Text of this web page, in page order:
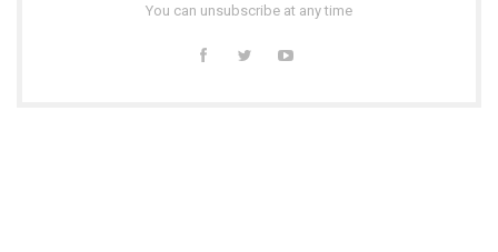
You can unsubscribe at any time